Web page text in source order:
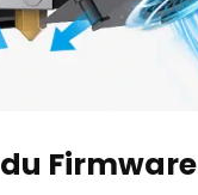
Firmware